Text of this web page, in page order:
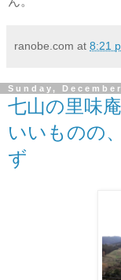
ranobe.com at 8:21
Sunday,
七山の里味
いいものの
ず